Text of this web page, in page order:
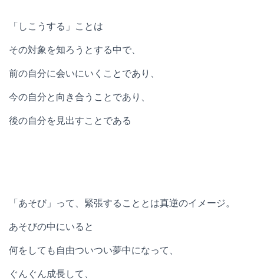
「しこうする」ことは
その対象を知ろうとする中で、
前の自分に会いにいくことであり、
今の自分と向き合うことであり、
後の自分を見出すことである
「あそび」って、緊張することとは真逆のイメージ。
あそびの中にいると
何をしても自由ついつい夢中になって、
ぐんぐん成長して、